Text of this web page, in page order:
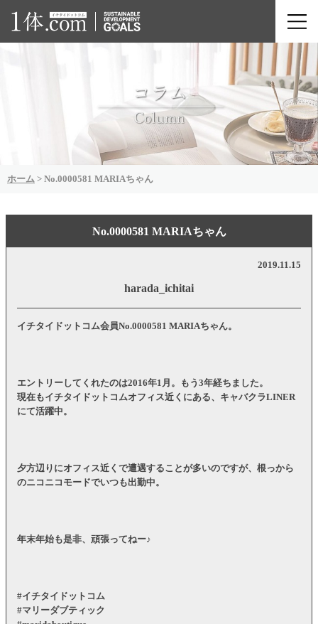
ホーム > No.0000581 MARIAちゃん
No.0000581 MARIAちゃん
2019.11.15
harada_ichitai
イチタイドットコム会員No.0000581 MARIAちゃん。
エントリーしてくれたのは2016年1月。もう3年経ちました。
現在もイチタイドットコムオフィス近くにある、キャバクラLINER
にて活躍中。
夕方辺りにオフィス近くで遭遇することが多いのですが、根っから
のニコニコモードでいつも出勤中。
年末年始も是非、頑張ってねー♪
#イチタイドットコム
#マリーダブティック